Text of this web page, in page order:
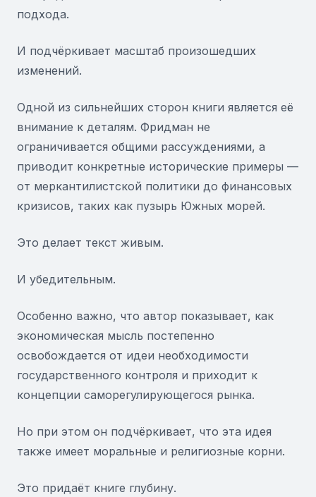
подхода.
И подчёркивает масштаб произошедших
изменений.
Одной из сильнейших сторон книги является её
внимание к деталям. Фридман не
ограничивается общими рассуждениями, а
приводит конкретные исторические примеры —
от меркантилистской политики до финансовых
кризисов, таких как пузырь Южных морей.
Это делает текст живым.
И убедительным.
Особенно важно, что автор показывает, как
экономическая мысль постепенно
освобождается от идеи необходимости
государственного контроля и приходит к
концепции саморегулирующегося рынка.
Но при этом он подчёркивает, что эта идея
также имеет моральные и религиозные корни.
Это придаёт книге глубину.